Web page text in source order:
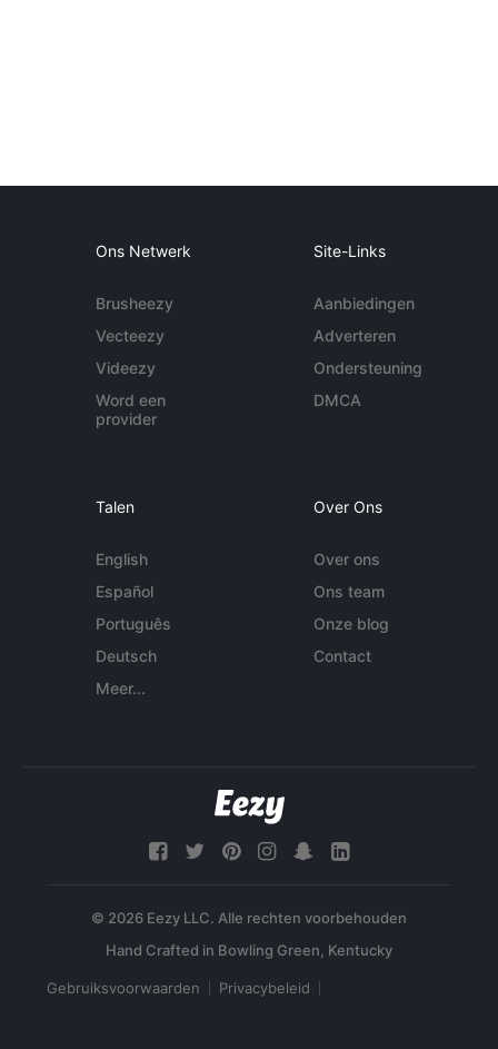
Ons Netwerk
Brusheezy
Vecteezy
Videezy
Word een
provider
Site-Links
Aanbiedingen
Adverteren
Ondersteuning
DMCA
Talen
English
Español
Português
Deutsch
Meer...
Over Ons
Over ons
Ons team
Onze blog
Contact
© 2026 Eezy LLC. Alle rechten voorbehouden
Gebruiksvoorwaarden Privacybeleid